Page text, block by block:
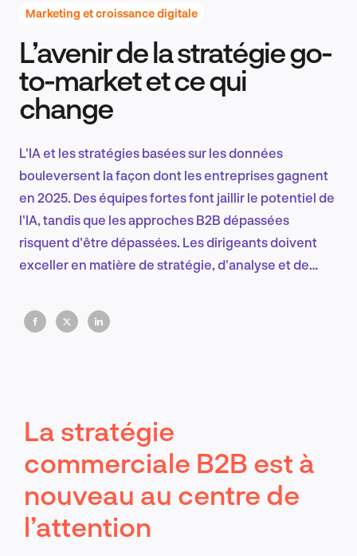
Recherche et conception produit
EN
Marketing et croissance digitale
L’avenir de la stratégie go-
to-market et ce qui
change
L'IA et les stratégies basées sur les données
bouleversent la façon dont les entreprises gagnent
en 2025. Des équipes fortes font jaillir le potentiel de
l'IA, tandis que les approches B2B dépassées
risquent d'être dépassées. Les dirigeants doivent
exceller en matière de stratégie, d'analyse et de
faire du marketing un véritable moteur de
croissance.
La stratégie
commerciale B2B est à
nouveau au centre de
l’attention